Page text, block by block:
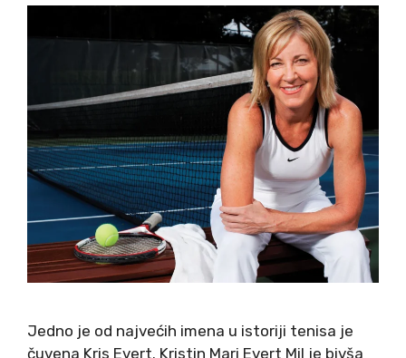
Jedno je od najvećih imena u istoriji tenisa je
čuvena Kris Evert. Kristin Mari Evert Mil je bivša